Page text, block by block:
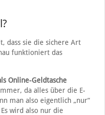
dass sie die sichere Art
funktioniert das
Online-Geldtasche
da alles über die E-
man also eigentlich „nur“
wird also nur die